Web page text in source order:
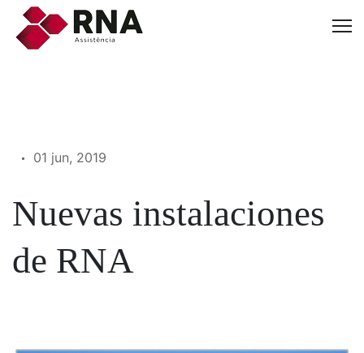
01 jun, 2019
Nuevas instalaciones
de RNA